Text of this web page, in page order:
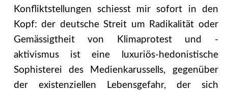
Konfliktstellungen schiesst mir sofort in den
Kopf: der deutsche Streit um Radikalität oder
Gemässigtheit von Klimaprotest und -
aktivismus ist eine luxuriös-hedonistische
Sophisterei des Medienkarussells, gegenüber
der existenziellen Lebensgefahr, der sich